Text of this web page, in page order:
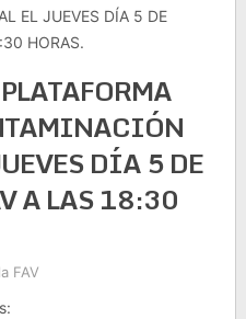
EL JUEVES DÍA 5 DE
HORAS.
DÍA 5 DE
A LAS 18:30
FAV